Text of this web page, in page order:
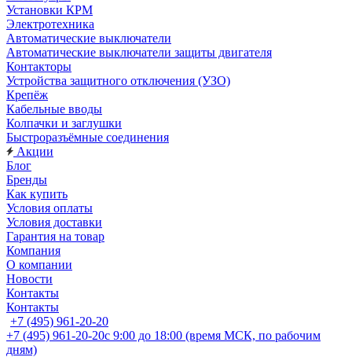
Установки КРМ
Электротехника
Автоматические выключатели
Автоматические выключатели защиты двигателя
Контакторы
Устройства защитного отключения (УЗО)
Крепёж
Кабельные вводы
Колпачки и заглушки
Быстроразъёмные соединения
Акции
Блог
Бренды
Как купить
Условия оплаты
Условия доставки
Гарантия на товар
Компания
О компании
Новости
Контакты
Контакты
+7 (495) 961-20-20
+7 (495) 961-20-20с 9:00 до 18:00 (время МСК, по рабочим
дням)